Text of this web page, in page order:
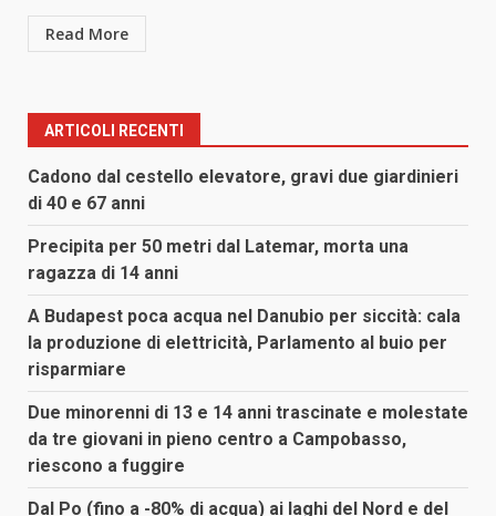
Read More
ARTICOLI RECENTI
Cadono dal cestello elevatore, gravi due giardinieri
di 40 e 67 anni
Precipita per 50 metri dal Latemar, morta una
ragazza di 14 anni
A Budapest poca acqua nel Danubio per siccità: cala
la produzione di elettricità, Parlamento al buio per
risparmiare
Due minorenni di 13 e 14 anni trascinate e molestate
da tre giovani in pieno centro a Campobasso,
riescono a fuggire
Dal Po (fino a -80% di acqua) ai laghi del Nord e del